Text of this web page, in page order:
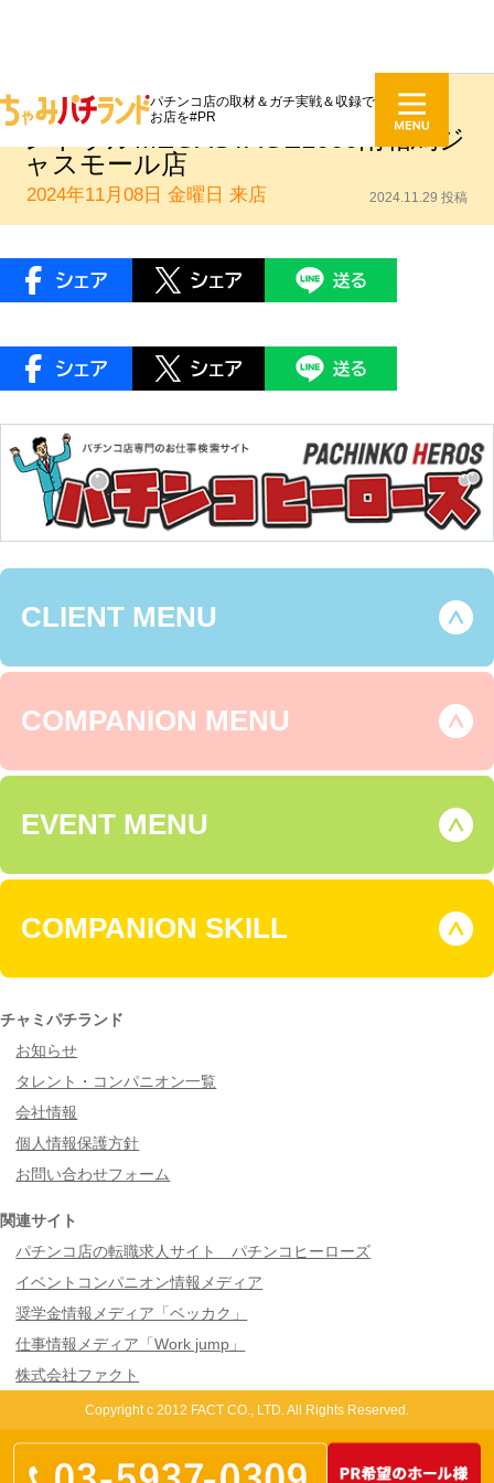
パチンコ店の取材＆ガチ実戦＆収録で
お店を#PR
DMMれあこいん英雄のリアル：セ
ントラルMEGASTAGE1000南相馬ジ
ャスモール店
2024年11月08日 金曜日 来店 2024.11.29 投稿
CLIENT MENU
COMPANION MENU
EVENT MENU
COMPANION SKILL
チャミパチランド
お知らせ
タレント・コンパニオン一覧
会社情報
個人情報保護方針
お問い合わせフォーム
関連サイト
パチンコ店の転職求人サイト パチンコヒーローズ
イベントコンパニオン情報メディア
奨学金情報メディア「ベッカク」
仕事情報メディア「Work jump」
株式会社ファクト
Copyright c 2012 FACT CO., LTD. All Rights Reserved.